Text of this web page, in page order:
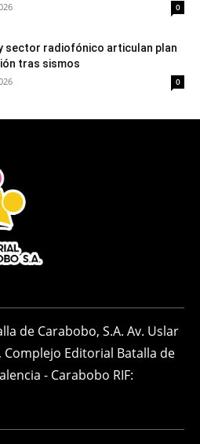
0
sector radiofónico articulan plan
tras sismos
0
de Carabobo, S.A. Av. Uslar
Editorial Batalla de
- Carabobo RIF: